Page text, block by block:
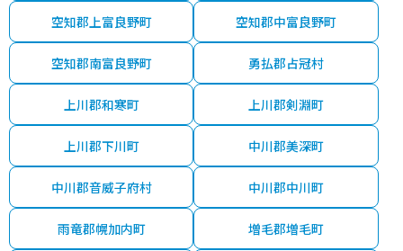
空知郡上富良野町 空知郡中富良野町
空知郡南富良野町 勇払郡占冠村
上川郡和寒町 上川郡剣淵町
上川郡下川町 中川郡美深町
中川郡音威子府村 中川郡中川町
雨竜郡幌加内町 増毛郡増毛町